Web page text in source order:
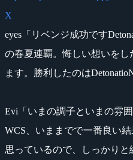
X
eyes「リベンジ成功です
の春夏連覇。悔しい想いを
ます。勝利したのは
Evi「いまの調子といまの雰
WCS、いままでで一番良い
思っているので、しっかり